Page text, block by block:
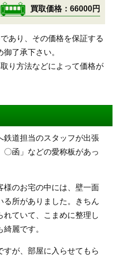
買取価格 66000円
あり、その価格を保証する
了承下さい。
り方法などによって価格が
鉄道担当のスタッフが出張
函」などの愛称板があっ
様のお宅の中には、壁一面
る所がありました。きちん
れていて、こまめに整理し
麗です。
が、部屋に入らせてもら